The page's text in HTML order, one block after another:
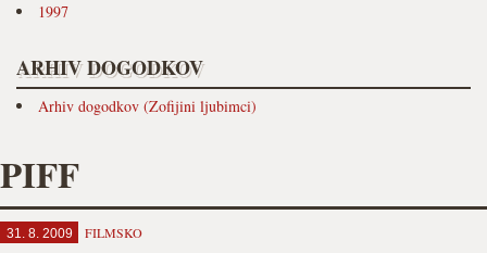
1997
ARHIV DOGODKOV
Arhiv dogodkov (Zofijini ljubimci)
PIFF
31. 8. 2009 FILMSKO